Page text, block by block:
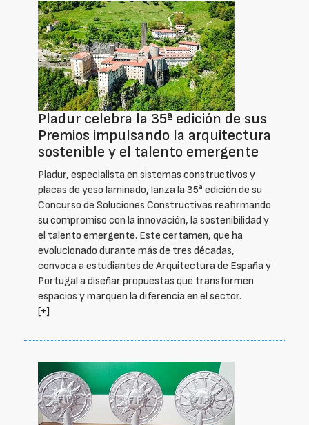
Pladur celebra la 35ª edición de sus
Premios impulsando la arquitectura
sostenible y el talento emergente
Pladur, especialista en sistemas constructivos y
placas de yeso laminado, lanza la 35ª edición de su
Concurso de Soluciones Constructivas reafirmando
su compromiso con la innovación, la sostenibilidad y
el talento emergente. Este certamen, que ha
evolucionado durante más de tres décadas,
convoca a estudiantes de Arquitectura de España y
Portugal a diseñar propuestas que transformen
espacios y marquen la diferencia en el sector.
[+]